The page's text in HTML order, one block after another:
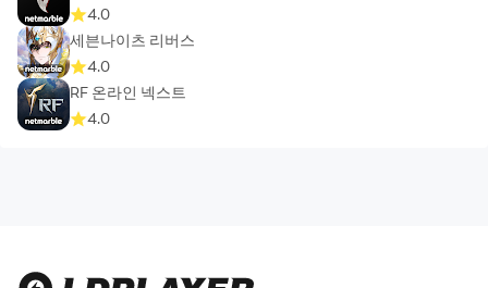
4.0
세븐나이츠 리버스
4.0
RF 온라인 넥스트
4.0